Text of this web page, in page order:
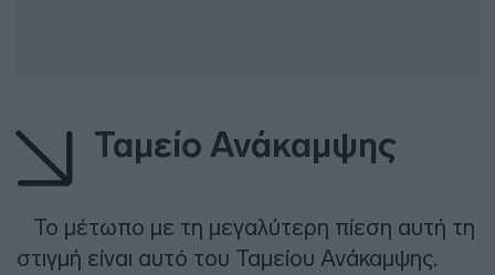
Ταμείο Ανάκαμψης
Το μέτωπο με τη μεγαλύτερη πίεση αυτή τη
στιγμή είναι αυτό του Ταμείου Ανάκαμψης.